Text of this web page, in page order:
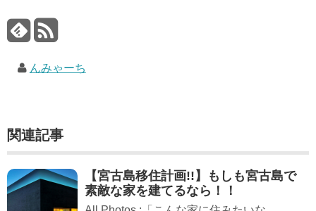
んみゃーち
関連記事
【宮古島移住計画!!】もしも宮古島で
素敵な家を建てるなら！！